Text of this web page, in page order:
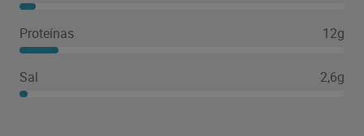
Proteínas 12g
Sal 2,6g